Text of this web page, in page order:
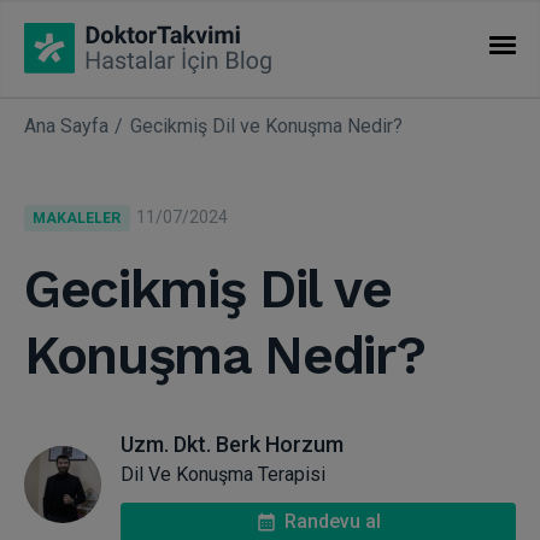
İHTISASLAR
Uzmanlıklar
Ana Sayfa Gecikmiş Dil ve Konuşma Nedir?
MAKALELER 11/07/2024
Gecikmiş Dil ve
Konuşma Nedir?
Uzm. Dkt. Berk Horzum
Dil Ve Konuşma Terapisi
Randevu al